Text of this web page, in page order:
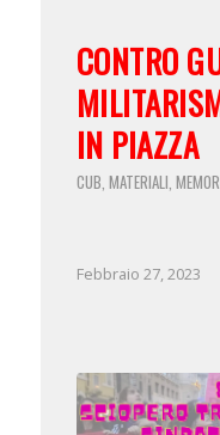
CONTRO
IN PIAZZA
CUB, MATERIALI,
Febbraio 27, 2023